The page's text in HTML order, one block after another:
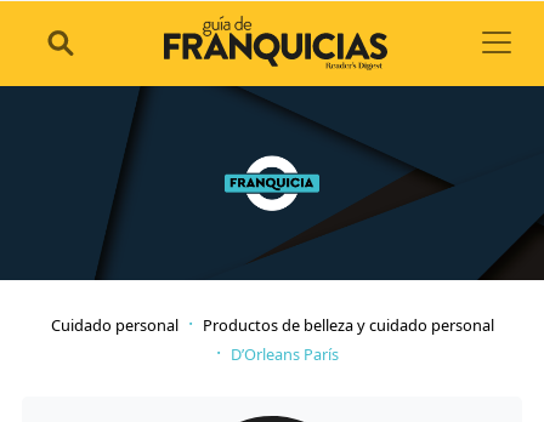
Cuidado personal
Productos de belleza y cuidado personal
D’Orleans París